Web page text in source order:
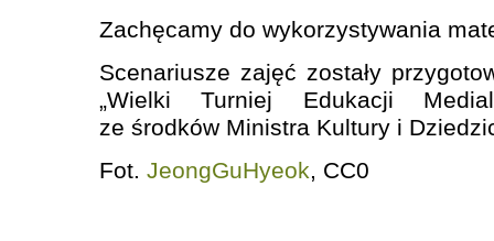
Zachęcamy do wykorzystywania
Scenariusze zajęć zostały
„Wielki Turniej Edukacji
ze środków Ministra Kultury i
Fot. JeongGuHyeok, CC0